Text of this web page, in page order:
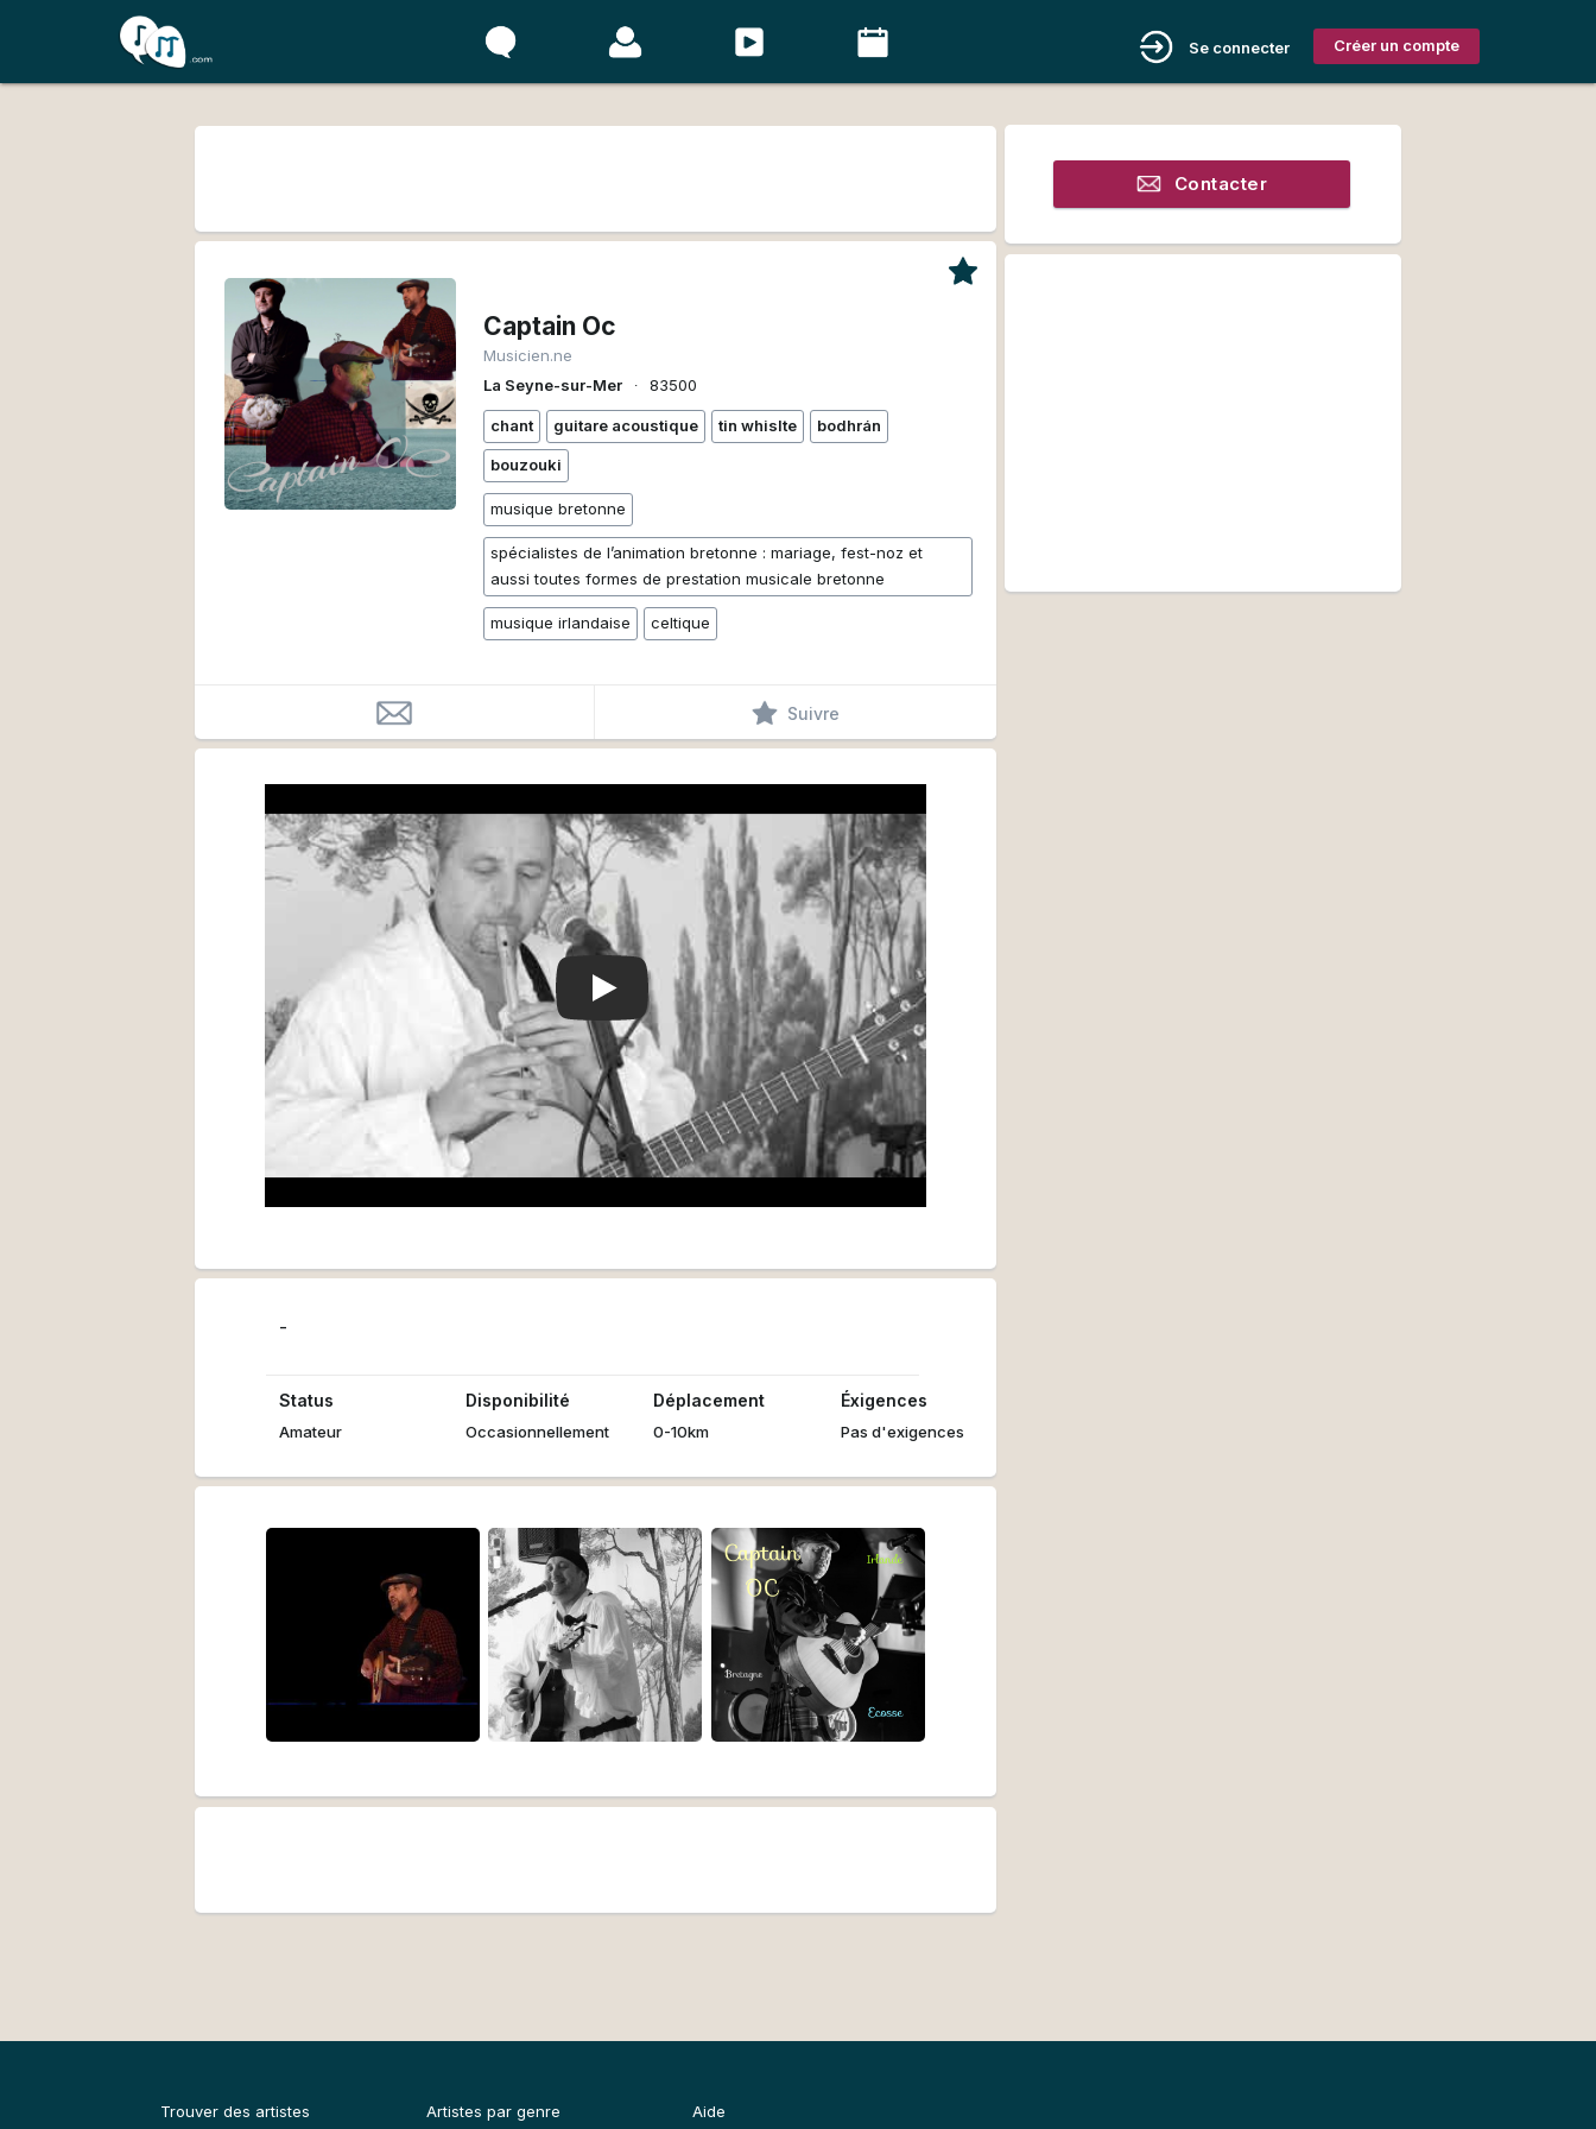
Créer un compte
Se connecter
Captain Oc
Musicien.ne
La Seyne-sur-Mer
∙ 83500
chant guitare acoustique tin whislte bodhrán
bouzouki
musique bretonne
spécialistes de l’animation bretonne : mariage, fest-noz et
aussi toutes formes de prestation musicale bretonne
musique irlandaise celtique
Suivre
-
Status
Amateur
Disponibilité
Occasionnellement
Déplacement
0-10km
Éxigences
Pas d'exigences
Contacter
Trouver des artistes Artistes par genre Aide